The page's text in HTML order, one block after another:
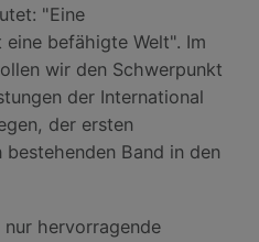
"Eine
befähigte Welt". Im
wir den Schwerpunkt
der International
der ersten
Band in den
hervorragende